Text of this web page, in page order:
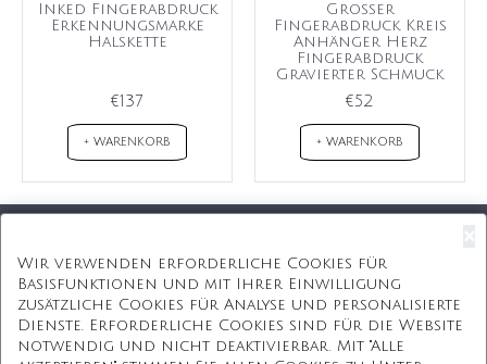
Inked Fingerabdruck
Erkennungsmarke
Halskette
€137
+ WARENKORB
Großer
Fingerabdruck Kreis
Anhänger Herz
Fingerabdruck
Gravierter Schmuck
€52
+ WARENKORB
Kostenlose Geschenkbox
Kostenlose Gravur
Wir verwenden erforderliche Cookies für
Basisfunktionen und mit Ihrer Einwilligung
zusätzliche Cookies für Analyse und personalisierte
Dienste. Erforderliche Cookies sind für die Website
notwendig und nicht deaktivierbar. Mit "Alle